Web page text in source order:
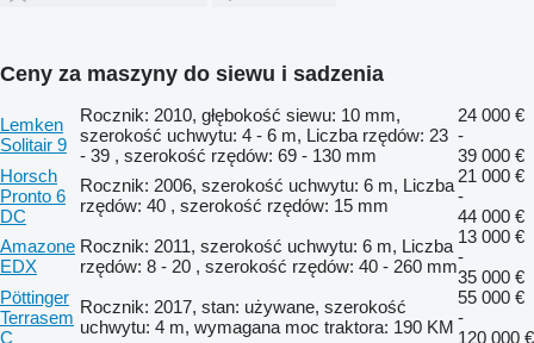
Ceny za maszyny do siewu i sadzenia
Lemken
Solitair 9
Rocznik: 2010, głębokość siewu: 10 mm,
szerokość uchwytu: 4 - 6 m, Liczba rzędów: 23
- 39 , szerokość rzędów: 69 - 130 mm
24 000 €
-
39 000 €
Horsch
Pronto 6
DC
Rocznik: 2006, szerokość uchwytu: 6 m, Liczba
rzędów: 40 , szerokość rzędów: 15 mm
21 000 €
-
44 000 €
Amazone
EDX
Rocznik: 2011, szerokość uchwytu: 6 m, Liczba
rzędów: 8 - 20 , szerokość rzędów: 40 - 260 mm
13 000 €
-
35 000 €
Pöttinger
Terrasem
C
Rocznik: 2017, stan: używane, szerokość
uchwytu: 4 m, wymagana moc traktora: 190 KM
55 000 €
-
120 000 €